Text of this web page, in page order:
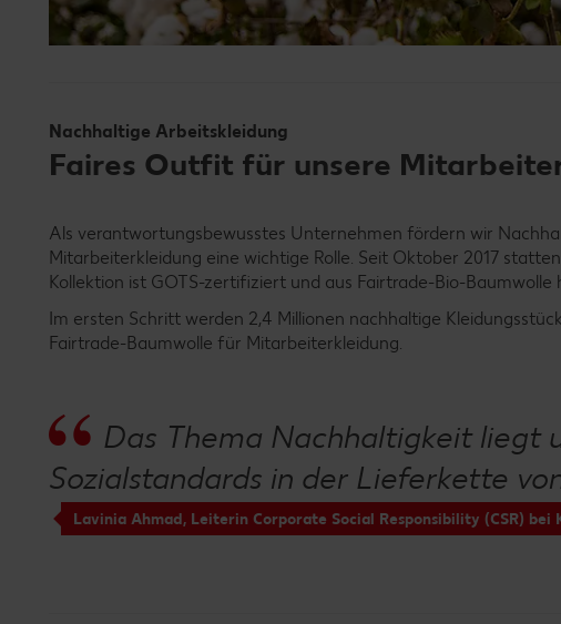
Nachhaltige Arbeitskleidung
Faires Outfit für unsere
Als verantwortungsbewusstes Unternehmen fördern wir
Mitarbeiterkleidung eine wichtige Rolle. Seit Oktober 2017
Kollektion ist GOTS-zertifiziert und aus Fairtrade-Bio-Baumwolle
Im ersten Schritt werden 2,4 Millionen nachhaltige
Fairtrade-Baumwolle für Mitarbeiterkleidung.
Das Thema Nachhaltigkeit liegt
Sozialstandards in der Lieferkette
Lavinia Ahmad, Leiterin Corporate Social Responsibility (CSR) bei